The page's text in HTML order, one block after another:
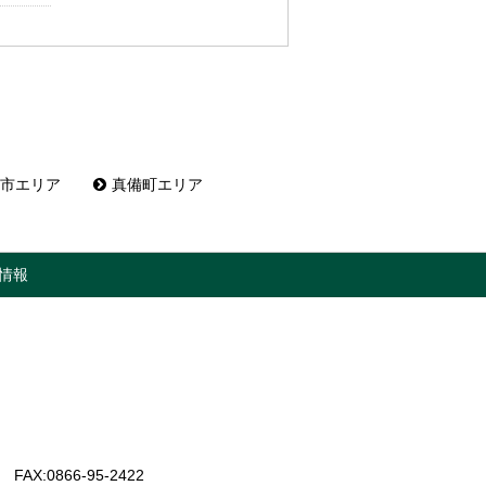
エリア 真備町エリア
報
FAX:0866-95-2422